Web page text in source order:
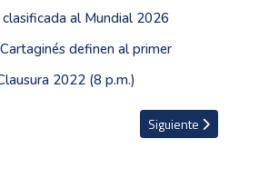
al Mundial 2026
definen al primer
2022 (8 p.m.)
Medford espera a un Cartaginés con
Artículo siguiente:
Siguiente